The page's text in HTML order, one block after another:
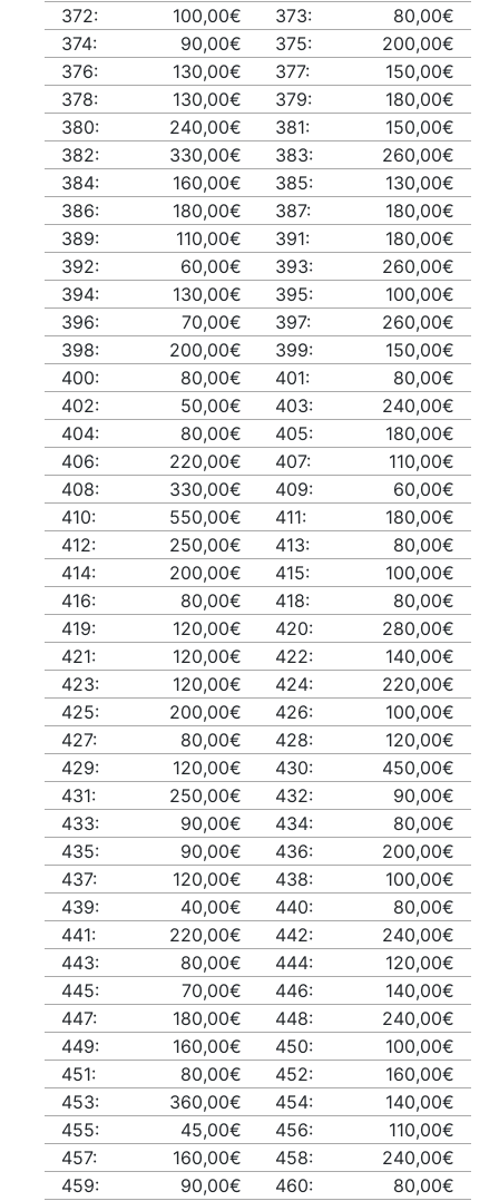
372:
100,00€ 373:
80,00€
374:
90,00€ 375:
200,00€
376:
130,00€ 377:
150,00€
378:
130,00€ 379:
180,00€
380:
240,00€ 381:
150,00€
382:
330,00€ 383:
260,00€
384:
160,00€ 385:
130,00€
386:
180,00€ 387:
180,00€
389:
110,00€ 391:
180,00€
392:
60,00€ 393:
260,00€
394:
130,00€ 395:
100,00€
396:
70,00€ 397:
260,00€
398:
200,00€ 399:
150,00€
400:
80,00€ 401:
80,00€
402:
50,00€ 403:
240,00€
404:
80,00€ 405:
180,00€
406:
220,00€ 407:
110,00€
408:
330,00€ 409:
60,00€
410:
550,00€ 411:
180,00€
412:
250,00€ 413:
80,00€
414:
200,00€ 415:
100,00€
416:
80,00€ 418:
80,00€
419:
120,00€ 420:
280,00€
421:
120,00€ 422:
140,00€
423:
120,00€ 424:
220,00€
425:
200,00€ 426:
100,00€
427:
80,00€ 428:
120,00€
429:
120,00€ 430:
450,00€
431:
250,00€ 432:
90,00€
433:
90,00€ 434:
80,00€
435:
90,00€ 436:
200,00€
437:
120,00€ 438:
100,00€
439:
40,00€ 440:
80,00€
441:
220,00€ 442:
240,00€
443:
80,00€ 444:
120,00€
445:
70,00€ 446:
140,00€
447:
180,00€ 448:
240,00€
449:
160,00€ 450:
100,00€
451:
80,00€ 452:
160,00€
453:
360,00€ 454:
140,00€
455:
45,00€ 456:
110,00€
457:
160,00€ 458:
240,00€
459:
90,00€ 460:
80,00€